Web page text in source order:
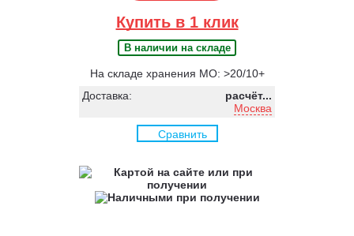
Купить в 1 клик
В наличии на складе
На складе хранения МО: >20/10+
Доставка:
расчёт...
Москва
Сравнить